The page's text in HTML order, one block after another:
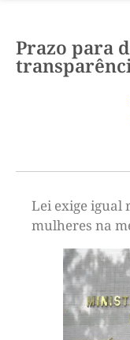
Prazo para
Lei exige igual
mulheres na